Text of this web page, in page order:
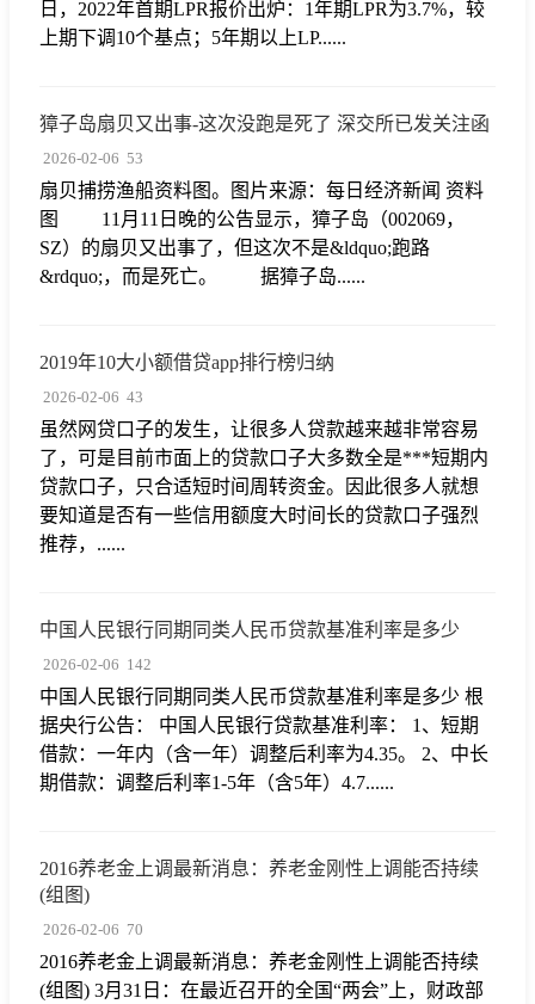
日，2022年首期LPR报价出炉：1年期LPR为3.7%，较
上期下调10个基点；5年期以上LP......
獐子岛扇贝又出事-这次没跑是死了 深交所已发关注函
2026-02-06 53
扇贝捕捞渔船资料图。图片来源：每日经济新闻 资料
图 11月11日晚的公告显示，獐子岛（002069，
SZ）的扇贝又出事了，但这次不是&ldquo;跑路
&rdquo;，而是死亡。 据獐子岛......
2019年10大小额借贷app排行榜归纳
2026-02-06 43
虽然网贷口子的发生，让很多人贷款越来越非常容易
了，可是目前市面上的贷款口子大多数全是***短期内
贷款口子，只合适短时间周转资金。因此很多人就想
要知道是否有一些信用额度大时间长的贷款口子强烈
推荐，......
中国人民银行同期同类人民币贷款基准利率是多少
2026-02-06 142
中国人民银行同期同类人民币贷款基准利率是多少 根
据央行公告： 中国人民银行贷款基准利率： 1、短期
借款：一年内（含一年）调整后利率为4.35。 2、中长
期借款：调整后利率1-5年（含5年）4.7......
2016养老金上调最新消息：养老金刚性上调能否持续
(组图)
2026-02-06 70
2016养老金上调最新消息：养老金刚性上调能否持续
(组图) 3月31日：在最近召开的全国“两会”上，财政部